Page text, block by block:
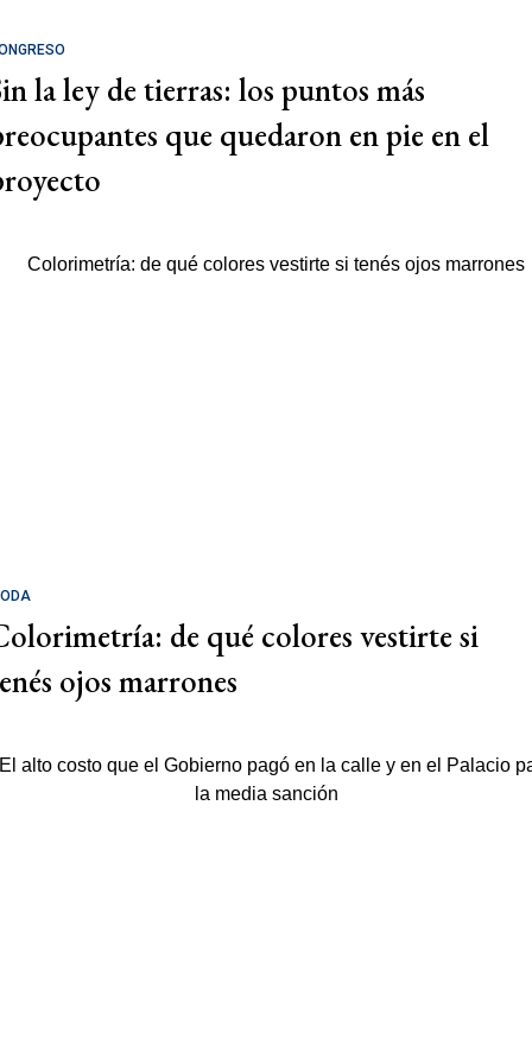
la ley de tierras: los puntos más
que quedaron en pie en el
de qué colores vestirte si
ojos marrones